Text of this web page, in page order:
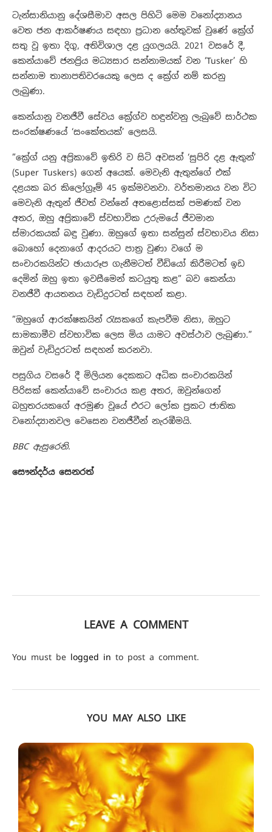
​ටැන්සානියානු දේශසීමාව අසල පිහිටි මෙම වනෝද්‍යානය
වෙත ජන ආකර්ෂණය සඳහා ප්‍රධාන හේතුවක් වුණේ ක්‍රේග්
සතු වූ ඉතා දිගු, අතිවිශාල දළ යුගලයයි. 2021 වසරේ දී,
කෙන්යාවේ ජනප්‍රිය මධ්‍යසාර සන්නාමයක් වන ‘Tusker’ හි
සන්නාම තානාපතිවරයෙකු ලෙස ද ක්‍රේග් නම් කරනු
ලැබුණා.
​කෙන්යානු වනජීවී සේවය ක්‍රේග්ව හඳුන්වනු ලැබුවේ සාර්ථක
සංරක්ෂණයේ ‘සංකේතයක්’ ලෙසයි.
​”ක්‍රේග් යනු අප්‍රිකාවේ ඉතිරි ව සිටි අවසන් ‘සුපිරි දළ ඇතුන්’
(Super Tuskers) ගෙන් අයෙක්. මෙවැනි ඇතුන්ගේ එක්
දළයක බර කිලෝග්‍රෑම් 45 ඉක්මවනවා. වර්තමානය වන විට
මෙවැනි ඇතුන් ජීවත් වන්නේ අතළොස්සක් පමණක් වන
අතර, ඔහු අප්‍රිකාවේ ස්වභාවික උරුමයේ ජීවමාන
ස්මාරකයක් බඳු වුණා. ඔහුගේ ඉතා සන්සුන් ස්වභාවය නිසා
බොහෝ දෙනාගේ ආදරයට පාත්‍ර වුණා වගේ ම
සංචාරකයින්ට ඡායාරූප ගැනීමටත් වීඩියෝ කිරීමටත් ඉඩ
දෙමින් ඔහු ඉතා ඉවසීමෙන් කටයුතු කළ” බව කෙන්යා
වනජීවී ආයතනය වැඩිදුරටත් සඳහන් ක⁣ළා.
​”ඔහුගේ ආරක්ෂකයින් රැසකගේ කැපවීම නිසා, ඔහුට
සාමකාමීව ස්වභාවික ලෙස මිය යාමට අවස්ථාව ලැබුණා.”
ඔවුන් වැඩිදුරටත් සඳහන් කරනවා.
​පසුගිය වසරේ දී මිලියන දෙකකට අධික සංචාරකයින්
පිරිසක් කෙන්යාවේ සංචාරය කළ අතර, ඔවුන්ගෙන්
බහුතරයකගේ අරමුණ වූයේ එරට ලෝක ප්‍රකට ජාතික
වනෝද්‍යානවල වෙසෙන වනජීවීන් නැරඹීමයි.
BBC ඇසුරෙනි.
සෞන්දර්ය සෙනරත්
LEAVE A COMMENT
You must be logged in to post a comment.
YOU MAY ALSO LIKE